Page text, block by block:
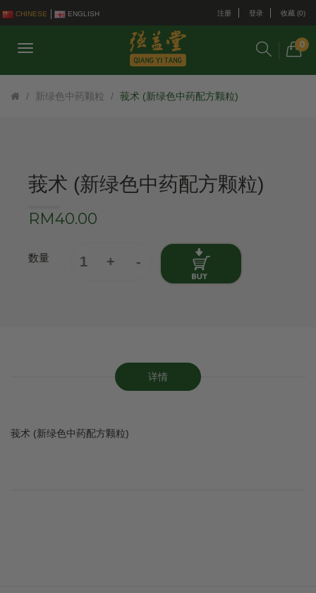
CHINESE ENGLISH 注册 登录 收藏 (0)
0
新绿色中药颗粒 莪术 (新绿色中药配方颗粒)
莪术 (新绿色中药配方颗粒)
RM40.00
数量
详情
莪术 (新绿色中药配方颗粒)